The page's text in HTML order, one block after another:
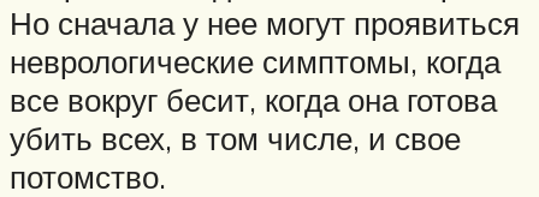
Но сначала у нее могут проявиться
неврологические симптомы, когда
все вокруг бесит, когда она готова
убить всех, в том числе, и свое
потомство.